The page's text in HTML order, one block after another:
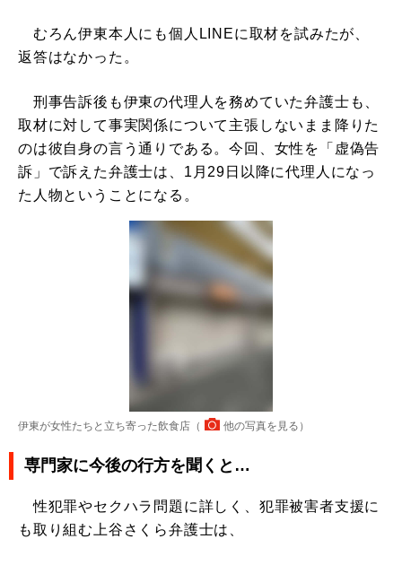
むろん伊東本人にも個人LINEに取材を試みたが、
返答はなかった。
刑事告訴後も伊東の代理人を務めていた弁護士も、
取材に対して事実関係について主張しないまま降りた
のは彼自身の言う通りである。今回、女性を「虚偽告
訴」で訴えた弁護士は、1月29日以降に代理人になっ
た人物ということになる。
伊東が女性たちと立ち寄った飲食店（ 他の写真を見る ）
専門家に今後の行方を聞くと…
性犯罪やセクハラ問題に詳しく、犯罪被害者支援に
も取り組む上谷さくら弁護士は、